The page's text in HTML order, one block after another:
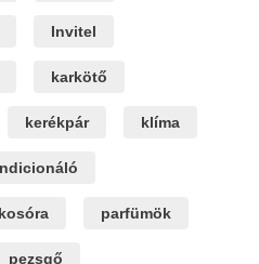
Invitel
karkötő
kerékpár klíma
parfümök
pezsgő